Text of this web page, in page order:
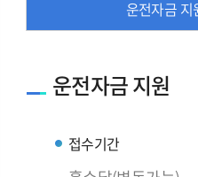
운전자금 지
운전자금 지원
접수기간